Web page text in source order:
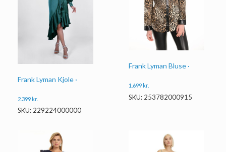
Frank Lyman Kjole ·
2.399kr.
SKU: 229224000000
Frank Lyman Bluse ·
1.699 kr.
SKU: 253782000915